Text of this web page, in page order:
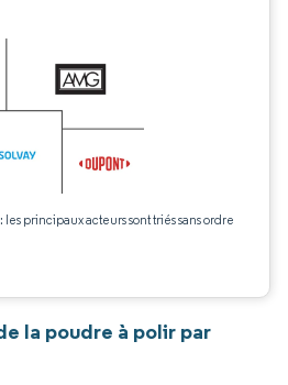
principaux acteurs sont triés sans ordre
la poudre à polir par